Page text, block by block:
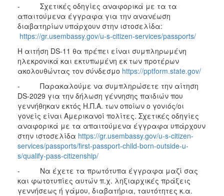
- Σχετικές οδηγίες αναφορικά με τα τα
απαιτούμενα έγγραφα για την ανανέωση
διαβατηρίων υπάρχουν στην ιστοσελίδα:
https://gr.usembassy.gov/u-s-citizen-services/passports/
Η αιτήση DS-11 θα πρέπει είναι συμπληρωμένη
ηλεκρονικά και εκτυπωμένη εκ των προτέρων
ακολουθώντας τον σύνδεσμο https://pptform.state.gov/
- Παρακαλούμε να συμπληρώσετε την αίτηση
DS-2029 για την δήλωση γέννησης παιδιών που
γεννήθηκαν εκτός Η.Π.Α. των οποίων ο γονιός/οι
γονείς είναι Αμερικανοί πολίτες. Σχετικές οδηγίες
αναφορικά με τα απαιτούμενα έγγραφα υπάρχουν
στην ιστοσελίδα https://gr.usembassy.gov/u-s-citizen-
services/passports/first-passport-child-born-outside-u-
s/qualify-pass-citizenship/
- Να έχετε τα πρωτότυπα έγγραφα μαζί σας
και φωτοτυπίες αυτών π.χ. ληξιαρχικές πράξεις
γεννήσεως ή γάμου, διαβατήρια, ταυτότητες κ.α.